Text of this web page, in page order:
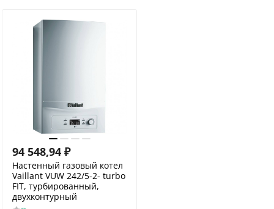
94 548,94 ₽
Настенный газовый котел
Vaillant VUW 242/5-2- turbo
FIT, турбированный,
двухконтурный